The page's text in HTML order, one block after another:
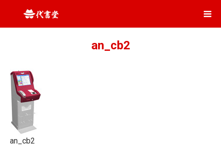
an_cb2
an_cb2